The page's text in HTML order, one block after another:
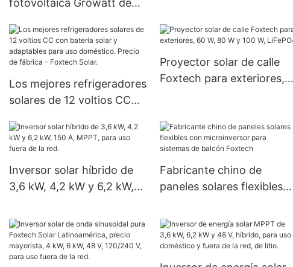
fotovoltaica Growatt de
conexión a red.
domésticos
Los mejores refrigeradores
solares de 12 voltios CC
adaptables para uso
doméstico. Precio de
fábrica - Foxtech Solar.
Proyector solar de calle
Foxtech para exteriores,
Inversor solar híbrido de
3,6 kW, 4,2 kW y 6,2 kW,
fuera de la red.
Fabricante chino de
paneles solares flexibles
sistemas de balcón
Foxtech